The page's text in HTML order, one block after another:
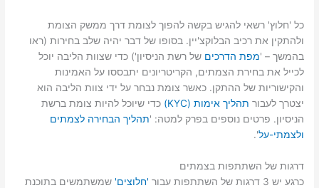
כל 'חלוץ' רשאי להגיש בקשה להפוך לצומת דרך ממשק הצומת
ולהתקין את רכיב הבלוקצ'יין. בסופו של דבר יהיה שלב בחירות (ראו
בהמשך – 'מפת הדרכים של רשת הניסיון') כדי שצוות הליבה יוכל
לכייל את בחירת הצמתים, הקריטריונים יתבססו על האמינות
והקישוריות של ההתקן. כאשר צומת נבחר על ידי צוות הליבה הוא
יצטרך לעבור תהליך אימות (KYC)
כדי שיוכל להיות צומת ברשת
הניסיון. פרטים נוספים בפרק למטה: 'תהליך הבחירה לצמתים
ולצמתי-על'.
דרגות של השתתפות בצמתים
כרגע יש 3 דרגות של השתתפות עבור
'חלוצים' שמשתמשים בתוכנת